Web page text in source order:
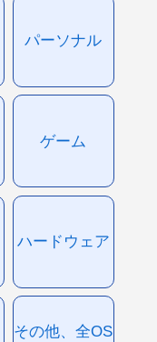
パーソナル
ゲーム
ハードウェア
その他、全OS